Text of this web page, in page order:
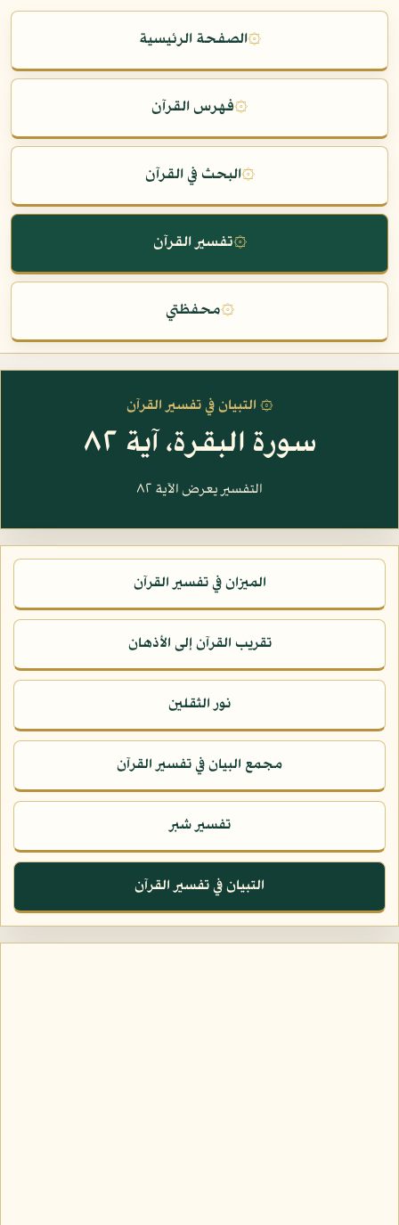
۞الصفحة الرئيسية
۞فهرس القرآن
۞البحث في القرآن
۞تفسير القرآن
۞محفظتي
۞ التبيان في تفسير القرآن
سورة البقرة، آية ٨٢
التفسير يعرض الآية ٨٢
الميزان في تفسير القرآن
تقريب القرآن إلى الأذهان
نور الثقلين
مجمع البيان في تفسير القرآن
تفسير شبر
التبيان في تفسير القرآن